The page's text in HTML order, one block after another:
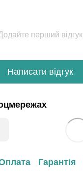
перший відгук
Написати відгук
Гарантія